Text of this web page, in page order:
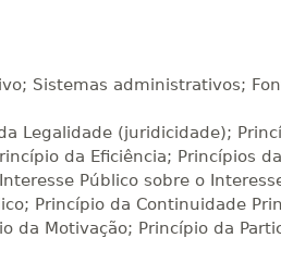
Visualizar
ELETRÔNICO
R$
Visualizar
ELETRÔNICO
R$
Sistemas administrativos;
Legalidade (juridicidade);
da Eficiência; Princípios da
Público sobre o
Princípio da Continuidade
da Motivação; Princípio da